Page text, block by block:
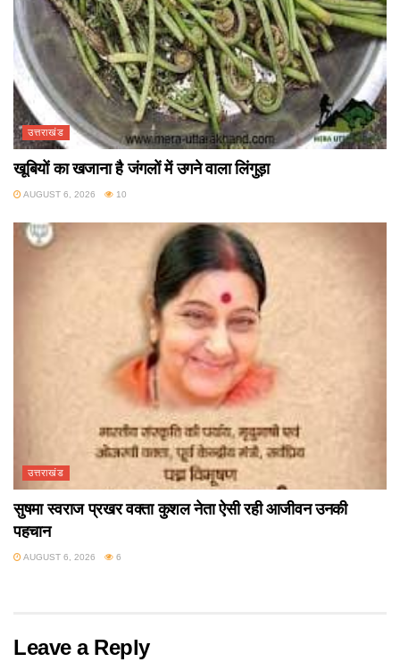
उत्तराखंड
खूबियों का खजाना है जंगलों में उगने वाला लिंगुड़ा
AUGUST 6, 2026 10
उत्तराखंड
सुषमा स्वराज प्रखर वक्ता कुशल नेता ऐसी रही आजीवन उनकी
पहचान
AUGUST 6, 2026 6
Leave a Reply